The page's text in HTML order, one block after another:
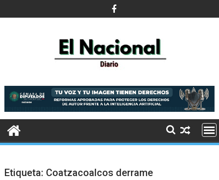
al
Etiqueta: Coatzacoalcos derrame